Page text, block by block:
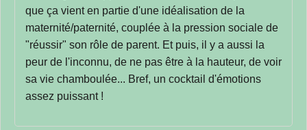
que ça vient en partie d'une idéalisation de la
maternité/paternité, couplée à la pression sociale de
"réussir" son rôle de parent. Et puis, il y a aussi la
peur de l'inconnu, de ne pas être à la hauteur, de voir
sa vie chamboulée... Bref, un cocktail d'émotions
assez puissant !